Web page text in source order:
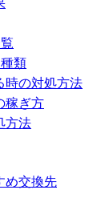
類
時の対処方法
稼ぎ方
方法
め交換先